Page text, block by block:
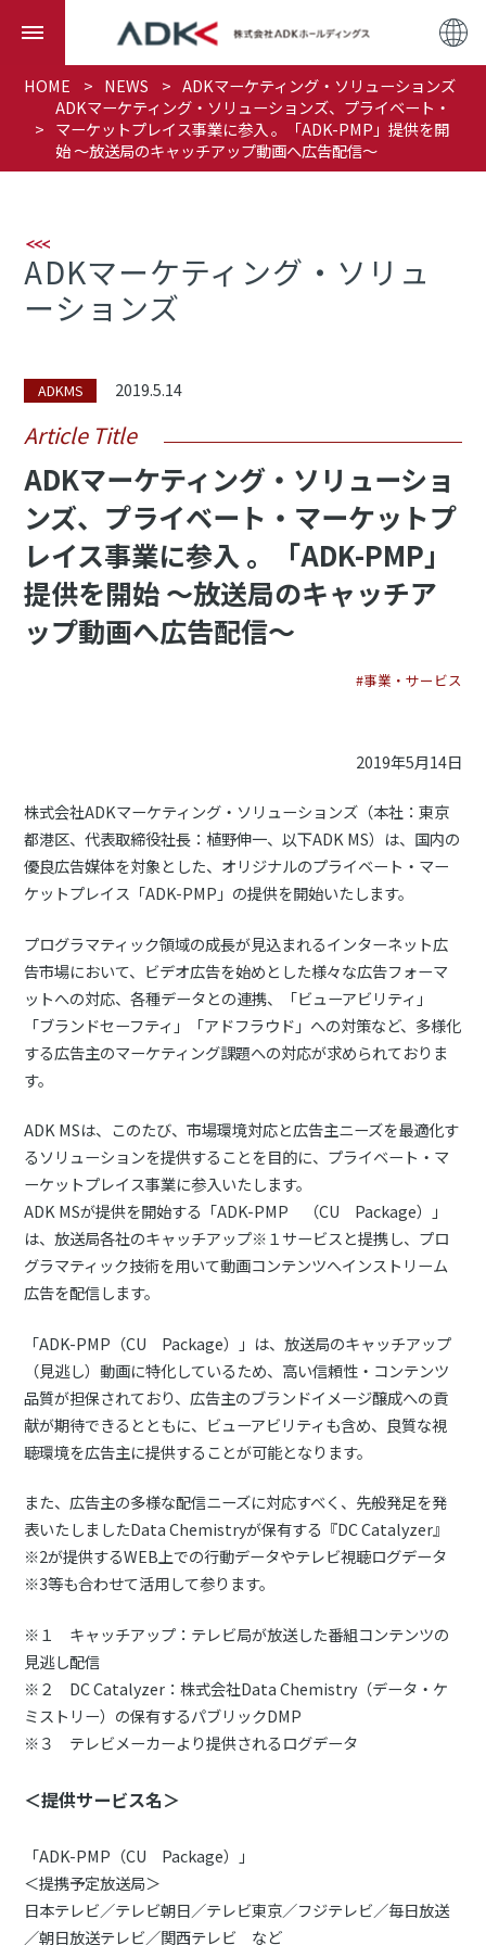
HOME NEWS
ADKマーケティング・ソリューションズ
ADKマーケティング・ソリューションズ、プライベート・
マーケットプレイス事業に参入 。「ADK-PMP」提供を開
始 ～放送局のキャッチアップ動画へ広告配信～
ADKマーケティング・ソリュ
ーションズ
ADKMS 2019.5.14
Article Title
ADKマーケティング・ソリューショ
ンズ、プライベート・マーケットプ
レイス事業に参入 。「ADK-PMP」
提供を開始 ～放送局のキャッチア
ップ動画へ広告配信～
#事業・サービス
2019年5月14日
株式会社ADKマーケティング・ソリューションズ（本社：東京
都港区、代表取締役社長：植野伸一、以下ADK MS）は、国内の
優良広告媒体を対象とした、オリジナルのプライベート・マー
ケットプレイス「ADK-PMP」の提供を開始いたします。
プログラマティック領域の成長が見込まれるインターネット広
告市場において、ビデオ広告を始めとした様々な広告フォーマ
ットへの対応、各種データとの連携、「ビューアビリティ」
「ブランドセーフティ」「アドフラウド」への対策など、多様化
する広告主のマーケティング課題への対応が求められておりま
す。
ADK MSは、このたび、市場環境対応と広告主ニーズを最適化す
るソリューションを提供することを目的に、プライベート・マ
ーケットプレイス事業に参入いたします。
ADK MSが提供を開始する「ADK-PMP （CU Package）」
は、放送局各社のキャッチアップ※１サービスと提携し、プロ
グラマティック技術を用いて動画コンテンツへインストリーム
広告を配信します。
「ADK-PMP（CU Package）」は、放送局のキャッチアップ
（見逃し）動画に特化しているため、高い信頼性・コンテンツ
品質が担保されており、広告主のブランドイメージ醸成への貢
献が期待できるとともに、ビューアビリティも含め、良質な視
聴環境を広告主に提供することが可能となります。
また、広告主の多様な配信ニーズに対応すべく、先般発足を発
表いたしましたData Chemistryが保有する『DC Catalyzer』
※2が提供するWEB上での行動データやテレビ視聴ログデータ
※3等も合わせて活用して参ります。
※１ キャッチアップ：テレビ局が放送した番組コンテンツの
見逃し配信
※２ DC Catalyzer：株式会社Data Chemistry（データ・ケ
ミストリー）の保有するパブリックDMP
※３ テレビメーカーより提供されるログデータ
＜提供サービス名＞
「ADK-PMP（CU Package）」
＜提携予定放送局＞
日本テレビ／テレビ朝日／テレビ東京／フジテレビ／毎日放送
／朝日放送テレビ／関西テレビ など